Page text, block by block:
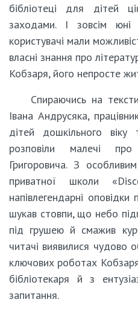
бібліотеці для дітей
заходами. І зовсім
користувачі мали
власні знання про
Кобзаря, його непросте
Спираючись на
Івана Андрусяка,
дітей дошкільного
розповіли малечі
Григоровича. З
приватної школи
напівлегендарні
шукав стовпи, що небо
під грушею й смажив
читачі виявилися чудово
ключових роботах
бібліотекаря й з
запитання.